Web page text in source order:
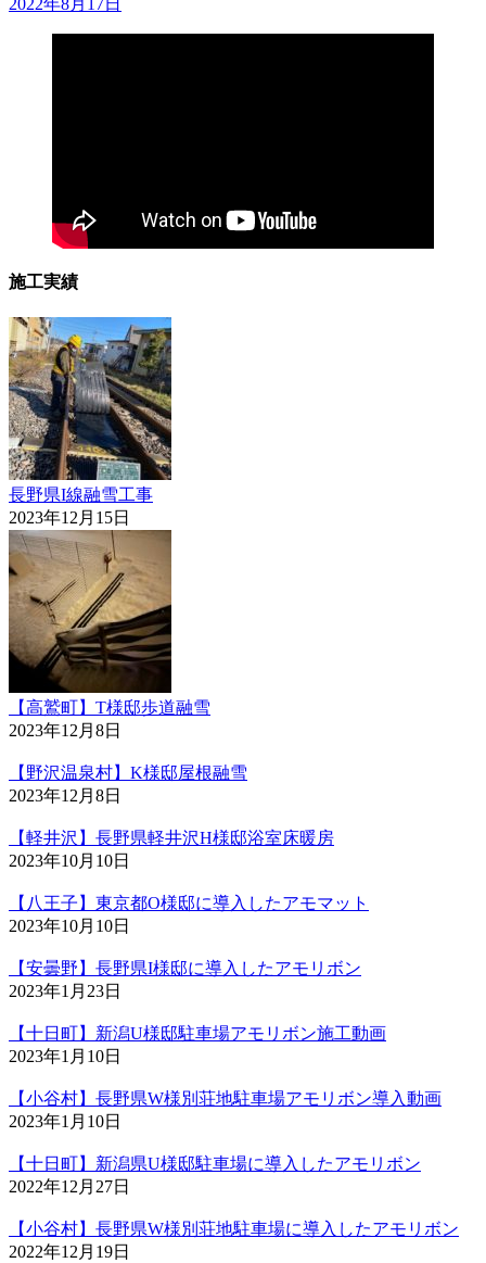
施工実績
長野県I線融雪工事
2023年12月15日
【高鷲町】T様邸歩道融雪
2023年12月8日
【野沢温泉村】K様邸屋根融雪
2023年12月8日
【軽井沢】長野県軽井沢H様邸浴室床暖房
2023年10月10日
【八王子】東京都O様邸に導入したアモマット
2023年10月10日
【安曇野】長野県I様邸に導入したアモリボン
2023年1月23日
【十日町】新潟U様邸駐車場アモリボン施工動画
2023年1月10日
【小谷村】長野県W様別荘地駐車場アモリボン導入動画
2023年1月10日
【十日町】新潟県U様邸駐車場に導入したアモリボン
2022年12月27日
【小谷村】長野県W様別荘地駐車場に導入したアモリボン
2022年12月19日